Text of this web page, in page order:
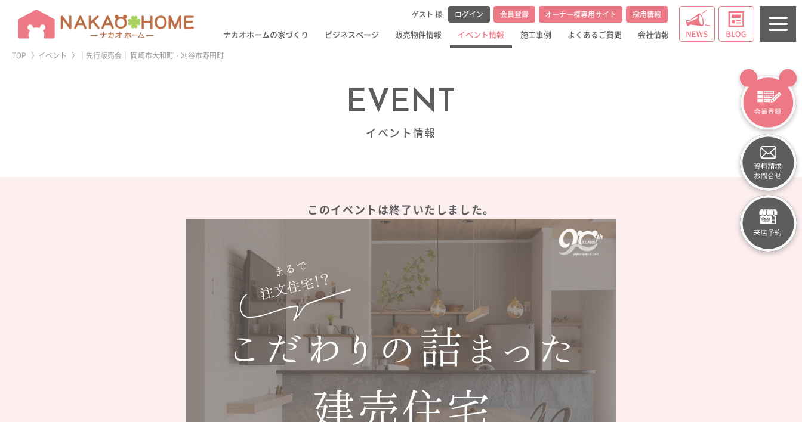
ナカオホームの家づくり ビジネスページ 販売物件情報 イベント情報 施工事例 よくあるご質問 会社情報
ゲスト 様 ログイン 会員登録 オーナー様専用サイト 採用情報
TOP イベント ｜先行販売会｜ 岡崎市大和町・刈谷市野田町
EVENT
イベント情報
このイベントは終了いたしました。